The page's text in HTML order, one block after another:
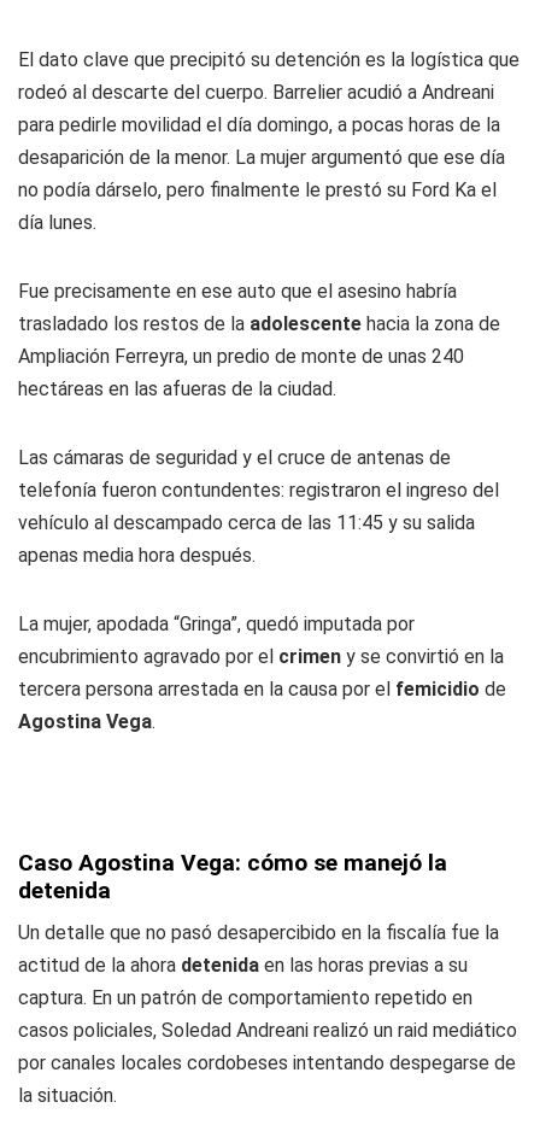
El dato clave que precipitó su detención es la logística que
rodeó al descarte del cuerpo. Barrelier acudió a Andreani
para pedirle movilidad el día domingo, a pocas horas de la
desaparición de la menor. La mujer argumentó que ese día
no podía dárselo, pero finalmente le prestó su Ford Ka el
día lunes.
Fue precisamente en ese auto que el asesino habría
trasladado los restos de la adolescente hacia la zona de
Ampliación Ferreyra, un predio de monte de unas 240
hectáreas en las afueras de la ciudad.
Las cámaras de seguridad y el cruce de antenas de
telefonía fueron contundentes: registraron el ingreso del
vehículo al descampado cerca de las 11:45 y su salida
apenas media hora después.
La mujer, apodada “Gringa”, quedó imputada por
encubrimiento agravado por el crimen y se convirtió en la
tercera persona arrestada en la causa por el femicidio de
Agostina Vega.
Caso Agostina Vega: cómo se manejó la
detenida
Un detalle que no pasó desapercibido en la fiscalía fue la
actitud de la ahora detenida en las horas previas a su
captura. En un patrón de comportamiento repetido en
casos policiales, Soledad Andreani realizó un raid mediático
por canales locales cordobeses intentando despegarse de
la situación.